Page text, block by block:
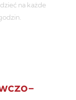
na każde